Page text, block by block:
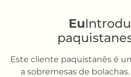
Eu
Este cliente paquistanês é
a sobremesas de